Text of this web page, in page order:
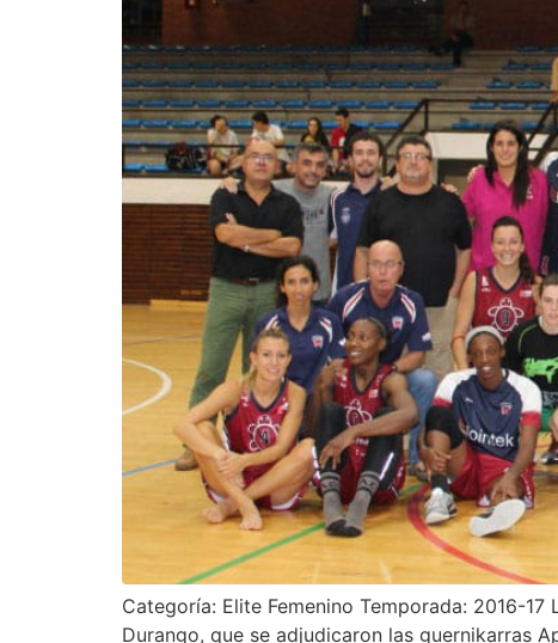
Categoría: Elite Femenino Temporada: 2016-
Durango, que se adjudicaron las guernikarras